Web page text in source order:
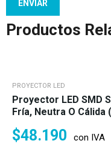
Productos
PROYECTOR LED
Proyector LED SMD
Fría, Neutra O Cálida
$48.190 con IVA